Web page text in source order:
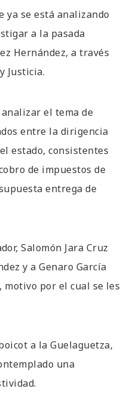
ya se está analizando
a la pasada
Hernández, a través
Justicia.
el tema de
entre la dirigencia
estado, consistentes
de impuestos de
entrega de
Salomón Jara Cruz
y a Genaro García
por el cual se les
a la Guelaguetza,
una